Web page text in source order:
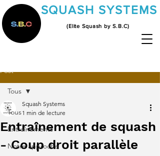
SQUASH SYSTEMS
(Elite Squash by S.B.C)
Post
Tous
Entraînements
Notre approche
Tous
Entraînement de squash
- Coup droit parallèle
Squash Systems
1 min de lecture